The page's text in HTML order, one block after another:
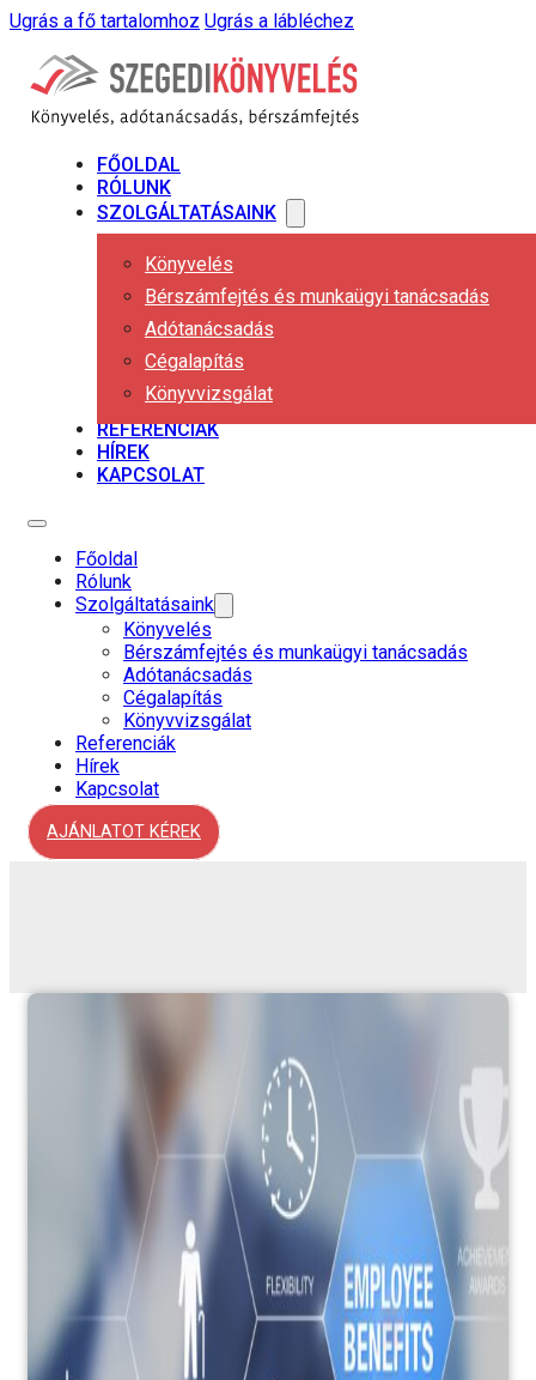
Ugrás a fő tartalomhoz Ugrás a lábléchez
FŐOLDAL
RÓLUNK
SZOLGÁLTATÁSAINK
Könyvelés
Bérszámfejtés és munkaügyi tanácsadás
Adótanácsadás
Cégalapítás
Könyvvizsgálat
REFERENCIÁK
HÍREK
KAPCSOLAT
Főoldal
Rólunk
Szolgáltatásaink
Könyvelés
Bérszámfejtés és munkaügyi tanácsadás
Adótanácsadás
Cégalapítás
Könyvvizsgálat
Referenciák
Hírek
Kapcsolat
AJÁNLATOT KÉREK